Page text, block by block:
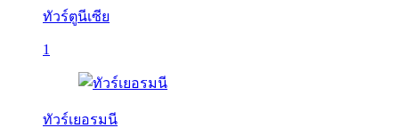
ทัวร์ตูนีเซีย
1
ทัวร์เยอรมนี